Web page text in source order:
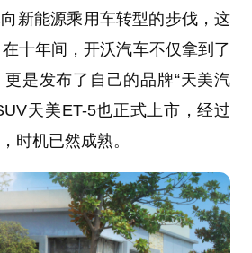
新能源乘用车转型的步伐，这
十年间，开沃汽车不仅拿到了
是发布了自己的品牌“天美汽
天美ET-5也正式上市，经过
时机已然成熟。